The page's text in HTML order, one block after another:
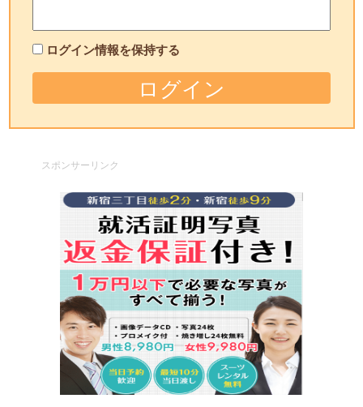
ログイン情報を保持する
スポンサーリンク